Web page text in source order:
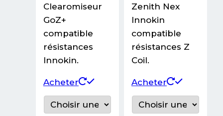
Clearomiseur
GoZ+
compatible
résistances
Innokin.
Acheter
Ce
produit
a
Zenith Nex
Innokin
compatible
résistances Z
Coil.
Acheter
Ce
produit
a